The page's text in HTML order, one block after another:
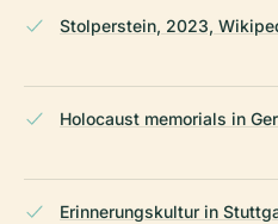
Stolperstein, 2023,
Holocaust memorials in
Erinnerungskultur in